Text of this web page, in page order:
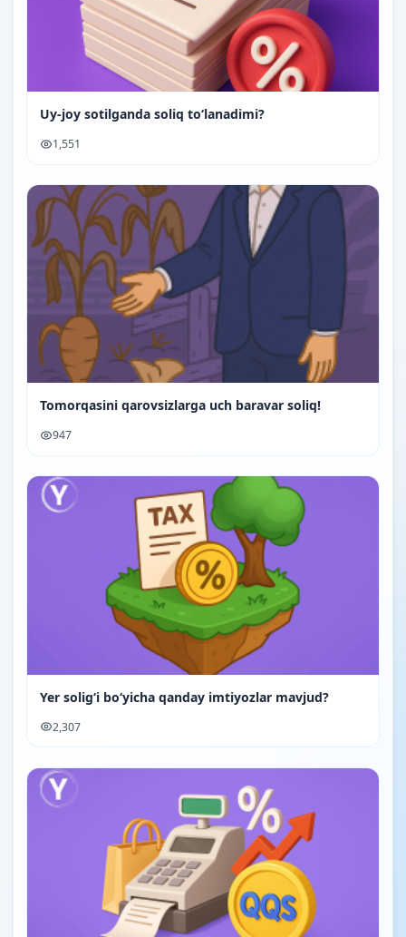
Uy-joy sotilganda soliq to‘lanadimi?
1,551
Tomorqasini qarovsizlarga uch baravar soliq!
947
Yer soligʻi boʻyicha qanday imtiyozlar mavjud?
2,307